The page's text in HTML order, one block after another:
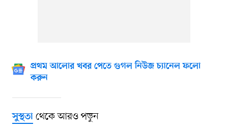
প্রথম আলোর খবর পেতে গুগল নিউজ চ্যানেল ফলো
করুন
সুস্থতাথেকে আরও পড়ুন